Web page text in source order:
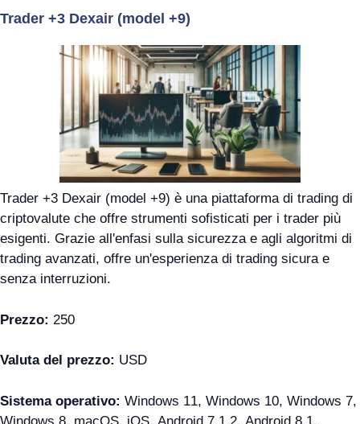
Trader +3 Dexair (model +9)
Trader +3 Dexair (model +9) è una piattaforma di trading di
criptovalute che offre strumenti sofisticati per i trader più
esigenti. Grazie all'enfasi sulla sicurezza e agli algoritmi di
trading avanzati, offre un'esperienza di trading sicura e
senza interruzioni.
Prezzo: 250
Valuta del prezzo: USD
Sistema operativo: Windows 11, Windows 10, Windows 7,